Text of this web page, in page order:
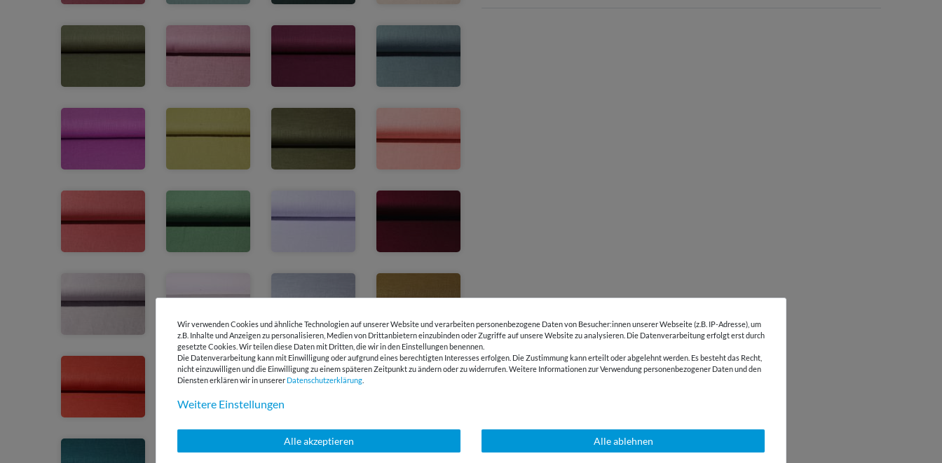
Wir verwenden Cookies und ähnliche Technologien auf unserer Website und verarbeiten personenbezogene Daten von Besucher:innen unserer Webseite (z.B. IP-Adresse), um
z.B. Inhalte und Anzeigen zu personalisieren, Medien von Drittanbietern einzubinden oder Zugriffe auf unsere Website zu analysieren. Die Datenverarbeitung erfolgt erst durch
gesetzte Cookies. Wir teilen diese Daten mit Dritten, die wir in den Einstellungen benennen.
Die Datenverarbeitung kann mit Einwilligung oder aufgrund eines berechtigten Interesses erfolgen. Die Zustimmung kann erteilt oder abgelehnt werden. Es besteht das Recht,
nicht einzuwilligen und die Einwilligung zu einem späteren Zeitpunkt zu ändern oder zu widerrufen. Weitere Informationen zur Verwendung personenbezogener Daten und den
Diensten erklären wir in unserer Daten­schutz­erklärung
Weitere Einstellungen
Alle akzeptieren Alle ablehnen